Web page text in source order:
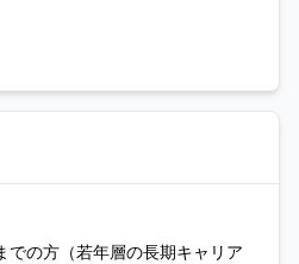
での方（若年層の長期キャリア